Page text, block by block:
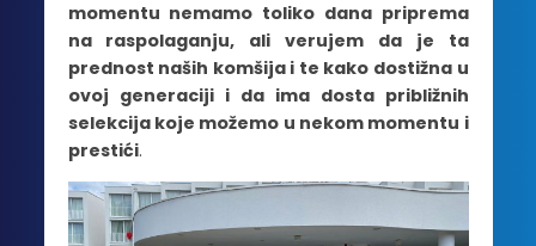
momentu nemamo toliko dana priprema
na raspolaganju, ali verujem da je ta
prednost naših komšija i te kako dostižna u
ovoj generaciji i da ima dosta približnih
selekcija koje možemo u nekom momentu i
prestići.